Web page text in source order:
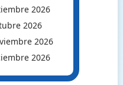
2026
2026
2026
2026